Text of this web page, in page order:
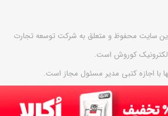
سایت محفوظ و متعلق به شرکت توسعه تجارت
کوروش است.
با اجازه کتبی مدیر مسئول مجاز است.